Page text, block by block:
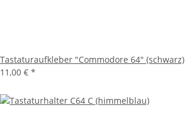
Tastaturaufkleber "Commodore 64" (schwarz)
11,00 € *